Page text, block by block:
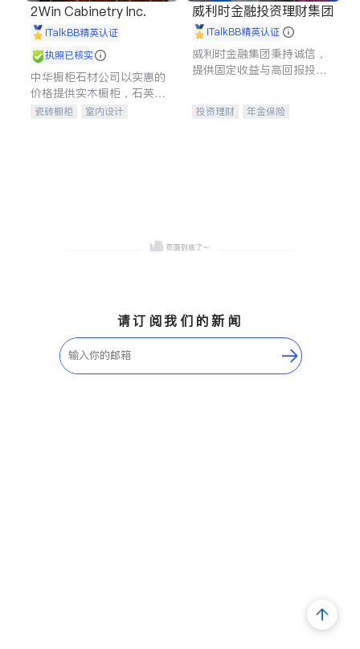
2Win Cabinetry Inc.
iTalkBB精英认证
执照已核实
中华橱柜石材公司以实惠的
价格提供实木橱柜，石英石
台面，多种优质不锈钢水
瓷砖橱柜
室内设计
威利时金融投资理财集团
iTalkBB精英认证
威利时金融集团秉持诚信，
提供固定收益与高回报投资
合，助力客户实现目标
投资理财
年金保险
请订阅我们的新闻